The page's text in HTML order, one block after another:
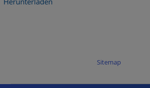
Sitemap